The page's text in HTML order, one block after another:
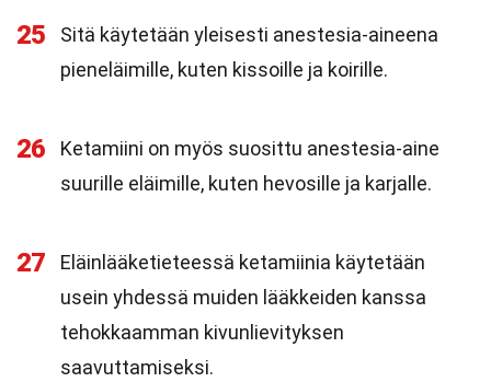
25
Sitä käytetään yleisesti anestesia-aineena
pieneläimille, kuten kissoille ja koirille.
26
Ketamiini on myös suosittu anestesia-aine
suurille eläimille, kuten hevosille ja karjalle.
27
Eläinlääketieteessä ketamiinia käytetään
usein yhdessä muiden lääkkeiden kanssa
tehokkaamman kivunlievityksen
saavuttamiseksi.